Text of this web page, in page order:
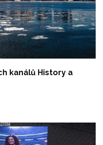
kanálů History a